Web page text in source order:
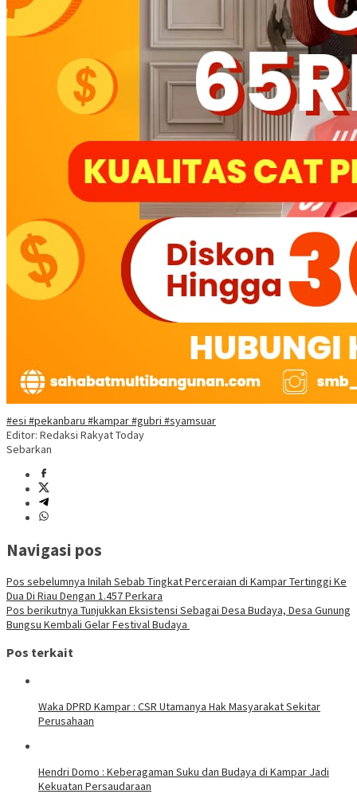
#esi #pekanbaru #kampar #gubri #syamsuar
Editor: Redaksi Rakyat Today
Sebarkan
Navigasi pos
Pos sebelumnya Inilah Sebab Tingkat Perceraian di Kampar Tertinggi Ke
Dua Di Riau Dengan 1.457 Perkara
Pos berikutnya Tunjukkan Eksistensi Sebagai Desa Budaya, Desa Gunung
Bungsu Kembali Gelar Festival Budaya
Pos terkait
Waka DPRD Kampar : CSR Utamanya Hak Masyarakat Sekitar
Perusahaan
Hendri Domo : Keberagaman Suku dan Budaya di Kampar Jadi
Kekuatan Persaudaraan